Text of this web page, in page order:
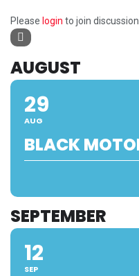
Please login to join discussion
AUGUST
29
AUG
BLACK
SEPTEMBER
12
SEP